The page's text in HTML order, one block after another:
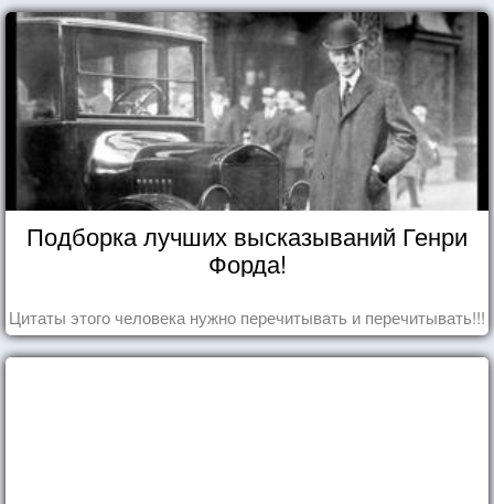
Подборка лучших высказываний Генри
Форда!
Цитаты этого человека нужно перечитывать и перечитывать!!!